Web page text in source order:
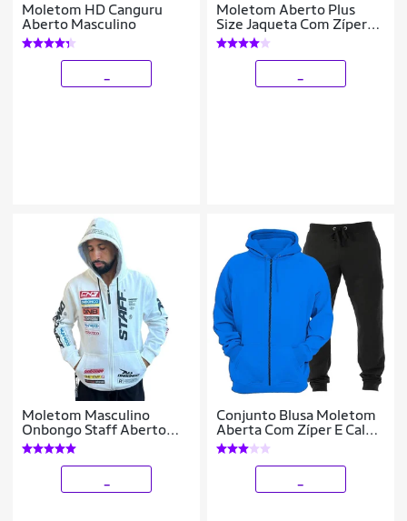
Moletom HD Canguru
Aberto Masculino
Moletom Aberto Plus
Size Jaqueta Com Zíper
Capuz Bolsos Blusa de
Frio G1 A G5
Moletom Masculino
Onbongo Staff Aberto
Branco ON020
Conjunto Blusa Moletom
Aberta Com Zíper E Calça
Moletom Plus Size